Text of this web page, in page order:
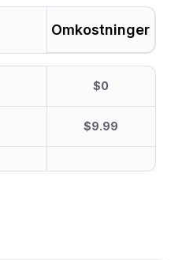
Omkostninger
$0
$9.99